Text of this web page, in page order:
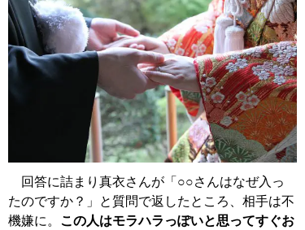
回答に詰まり真衣さんが「○○さんはなぜ入っ
たのですか？」と質問で返したところ、相手は不
機嫌に。 この人はモラハラっぽいと思ってすぐお